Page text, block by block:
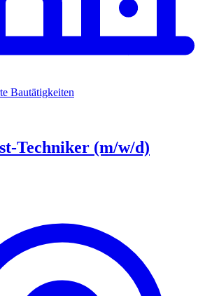
Bautätigkeiten
Techniker (m/w/d)